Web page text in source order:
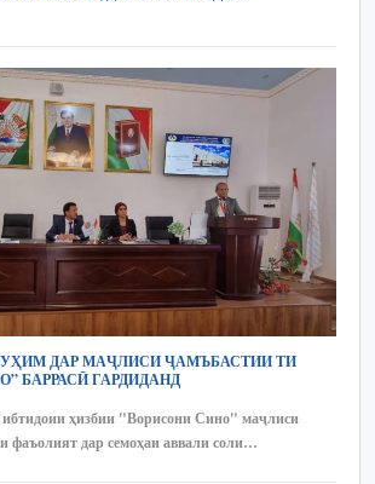
ДАР МАҶЛИСИ ҶАМЪБАСТИИ ТИ
БАРРАСӢ ГАРДИДАНД
ҳизбии "Ворисони Сино" маҷлиси
фаъолият дар семоҳаи аввали соли…